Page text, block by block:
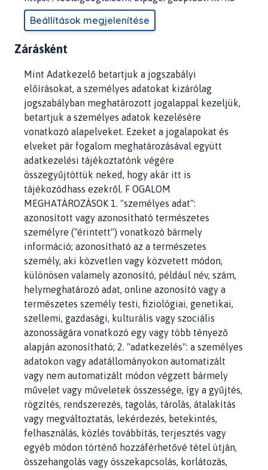
Beállítások megjelenítése
Zárásként
Mint Adatkezelő betartjuk a jogszabályi
előírásokat, a személyes adatokat kizárólag
jogszabályban meghatározott jogalappal kezeljük,
betartjuk a személyes adatok kezelésére
vonatkozó alapelveket. Ezeket a jogalapokat és
elveket pár fogalom meghatározásával együtt
adatkezelési tájékoztatónk végére
összegyűjtöttük neked, hogy akár itt is
tájékozódhass ezekről. F OGALOM
MEGHATÁROZÁSOK 1. "személyes adat":
azonosított vagy azonosítható természetes
személyre ("érintett") vonatkozó bármely
információ; azonosítható az a természetes
személy, aki közvetlen vagy közvetett módon,
különösen valamely azonosító, például név, szám,
helymeghatározó adat, online azonosító vagy a
természetes személy testi, fiziológiai, genetikai,
szellemi, gazdasági, kulturális vagy szociális
azonosságára vonatkozó egy vagy több tényező
alapján azonosítható; 2. "adatkezelés": a személyes
adatokon vagy adatállományokon automatizált
vagy nem automatizált módon végzett bármely
művelet vagy műveletek összessége, így a gyűjtés,
rögzítés, rendszerezés, tagolás, tárolás, átalakítás
vagy megváltoztatás, lekérdezés, betekintés,
felhasználás, közlés továbbítás, terjesztés vagy
egyéb módon történő hozzáférhetővé tétel útján,
összehangolás vagy összekapcsolás, korlátozás,